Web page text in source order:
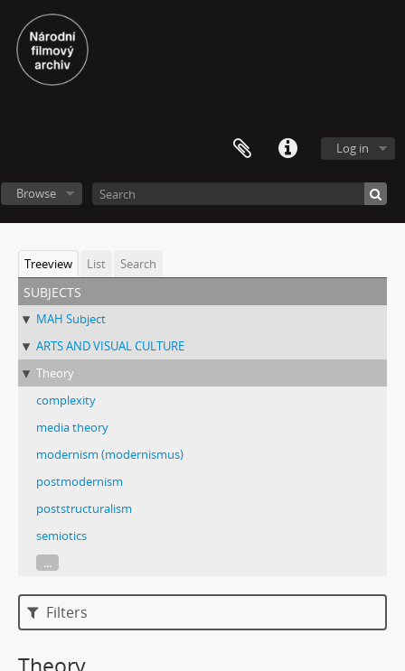
Log in
Browse
Treeview List Search
subjects
MAH Subject
ARTS AND VISUAL CULTURE
Theory
complexity
media theory
modernism (modernismus)
postmodernism
poststructuralism
semiotics
...
Filters